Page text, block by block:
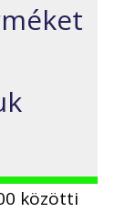
közötti